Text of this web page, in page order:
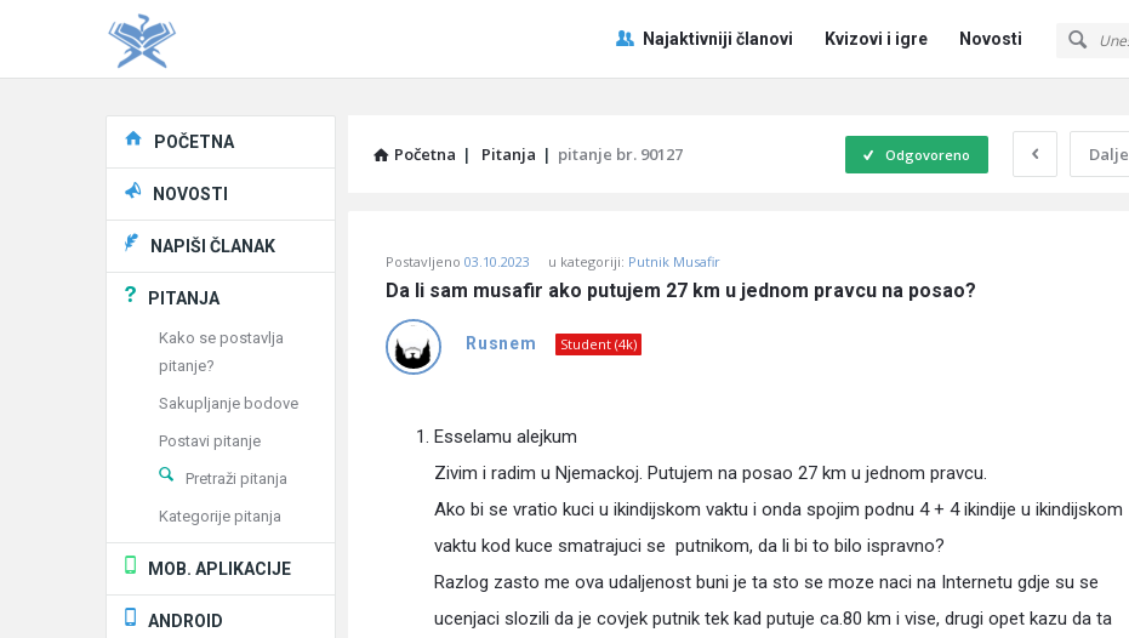
Pitaj
Učene
Navigacija
Najaktivniji članovi Kvizovi i igre Novosti
Početna | Pitanja | pitanje br. 90127 Dalje
Odgovoreno
Učene
Latest
Pitanja
Postavljeno 03.10.2023 u kategoriji: Putnik Musafir
Da li sam musafir ako putujem 27 km u jednom pravcu na posao?
Rusnem Student (4k)
Esselamu alejkum
Zivim i radim u Njemackoj. Putujem na posao 27 km u jednom pravcu.
Ako bi se vratio kuci u ikindijskom vaktu i onda spojim podnu 4 + 4 ikindije u ikindijskom
vaktu kod kuce smatrajuci se putnikom, da li bi to bilo ispravno?
Razlog zasto me ova udaljenost buni je ta sto se moze naci na Internetu gdje su se
ucenjaci slozili da je covjek putnik tek kad putuje ca.80 km i vise, drugi opet kazu da ta
Explore
POČETNA
NOVOSTI
NAPIŠI ČLANAK
PITANJA
Kako se postavlja
pitanje?
Sakupljanje bodove
Postavi pitanje
Pretraži pitanja
Kategorije pitanja
MOB. APLIKACIJE
ANDROID